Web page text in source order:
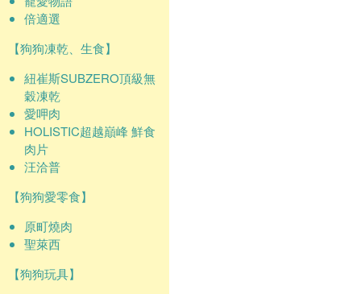
倍適選
【狗狗凍乾、生食】
紐崔斯SUBZERO頂級無
穀凍乾
愛呷肉
HOLISTIC超越巔峰 鮮食
肉片
汪洽普
【狗狗愛零食】
原町燒肉
聖萊西
【狗狗玩具】